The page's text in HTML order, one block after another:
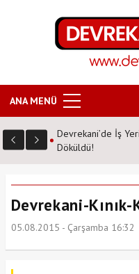
ANA MENÜ
Devrekani’de İş
Döküldü!
Devrekani-
05.08.2015 - Çarşamba 16:32